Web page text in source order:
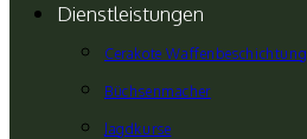
Dienstleistungen
Cerakote Waffenbeschichtung
Büchsenmacher
Jagdkurse